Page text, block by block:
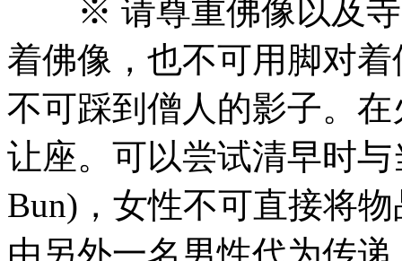
※ 请尊重佛像以及寺
着佛像，也不可用脚对
不可踩到僧人的影子。
让座。可以尝试清早时
Bun)，女性不可直接将
由另外一名男性代为传